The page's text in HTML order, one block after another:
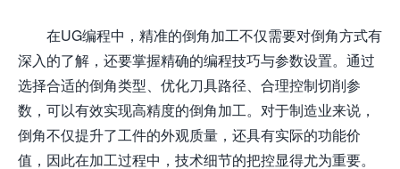
在UG编程中，精准的倒角加工不仅需要对倒角方式有
深入的了解，还要掌握精确的编程技巧与参数设置。通过
选择合适的倒角类型、优化刀具路径、合理控制切削参
数，可以有效实现高精度的倒角加工。对于制造业来说，
倒角不仅提升了工件的外观质量，还具有实际的功能价
值，因此在加工过程中，技术细节的把控显得尤为重要。